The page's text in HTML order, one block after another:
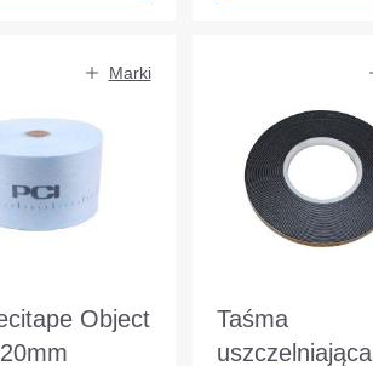
Marki
Object
Taśma
uszczelniająca